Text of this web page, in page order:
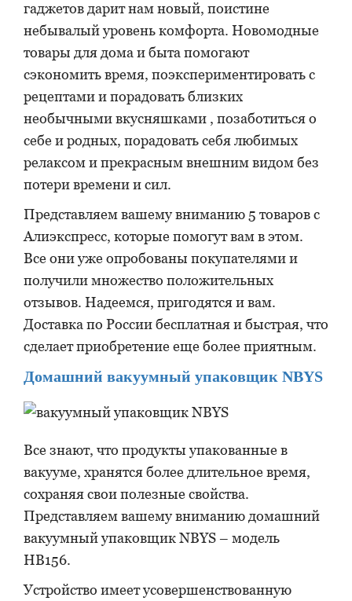
гаджетов дарит нам новый, поистине
небывалый уровень комфорта. Новомодные
товары для дома и быта помогают
сэкономить время, поэкспериментировать с
рецептами и порадовать близких
необычными вкусняшками , позаботиться о
себе и родных, порадовать себя любимых
релаксом и прекрасным внешним видом без
потери времени и сил.
Представляем вашему вниманию 5 товаров с
Алиэкспресс, которые помогут вам в этом.
Все они уже опробованы покупателями и
получили множество положительных
отзывов. Надеемся, пригодятся и вам.
Доставка по России бесплатная и быстрая, что
сделает приобретение еще более приятным.
Домашний вакуумный упаковщик NBYS
Все знают, что продукты упакованные в
вакууме, хранятся более длительное время,
сохраняя свои полезные свойства.
Представляем вашему вниманию домашний
вакуумный упаковщик NBYS – модель
HB156.
Устройство имеет усовершенствованную